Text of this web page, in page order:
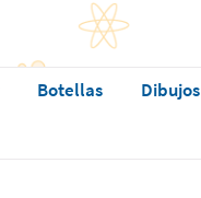
Botellas